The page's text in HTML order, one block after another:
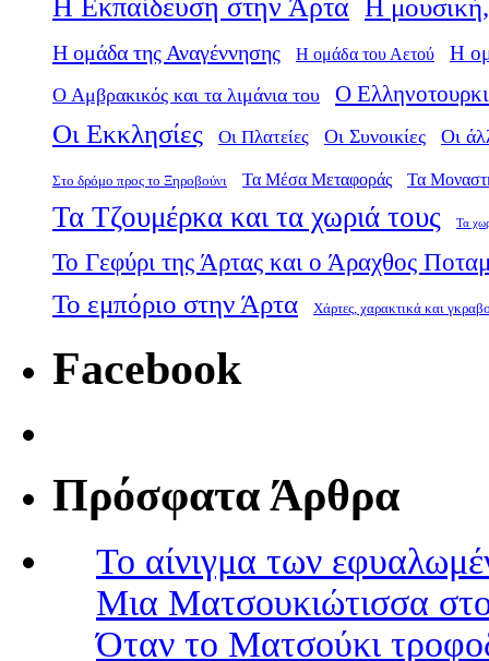
Η Εκπαίδευση στην Άρτα Η
Η ομάδα της Αναγέννησης Η ομάδα του Αετού Η
Ο Αμβρακικός και τα λιμάνια του Ο
Οι Εκκλησίες Οι Πλατείες Οι Συνοικίες Οι
Στο δρόμο προς το Ξηροβούνι Τα Μέσα Μεταφοράς Τα
Τα Τζουμέρκα και τα χωριά τους Τα
Το Γεφύρι της Άρτας και ο Άραχθος
Το εμπόριο στην Άρτα Χάρτες, χαρακτικά και
Facebook
Πρόσφατα Άρθρα
Το αίνιγμα των
Μια Ματσουκιώτισσα
Όταν το Ματσούκι